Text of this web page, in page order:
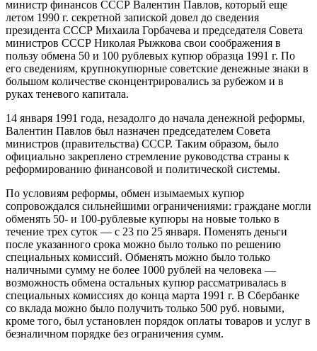
министр финансов СССР Валентин Павлов, который еще
летом 1990 г. секретной запиской довел до сведения
президента СССР Михаила Горбачева и председателя Совета
министров СССР Hиколая Рыжкова свои соображения в
пользу обмена 50 и 100 рублевых купюр образца 1991 г. По
его сведениям, крупнокупюрные советские денежные знаки в
большом количестве сконцентрировались за рубежом и в
руках теневого капитала.
14 января 1991 года, незадолго до начала денежной реформы,
Валентин Павлов был назначен председателем Совета
министров (правительства) СССР. Таким образом, было
официально закреплено стремление руководства страны к
реформированию финансовой и политической системы.
По условиям реформы, обмен изымаемых купюр
сопровождался сильнейшими ограничениями: граждане могли
обменять 50- и 100-рублевые купюры на новые только в
течение трех суток — с 23 по 25 января. Поменять деньги
после указанного срока можно было только по решению
специальных комиссий. Обменять можно было только
наличными сумму не более 1000 рублей на человека —
возможность обмена остальных купюр рассматривалась в
специальных комиссиях до конца марта 1991 г. В Сбербанке
со вклада можно было получить только 500 руб. новыми,
кроме того, был установлен порядок оплаты товаров и услуг в
безналичном порядке без ограничения сумм.